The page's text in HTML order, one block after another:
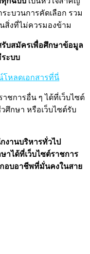
ะบวนการคัดเลือก รวม
สิ่งที่ไม่ควรมองข้าม
รับสมัครเพื่อศึกษาข้อมูล
ระบบ
โหลดเอกสารที่นี่
ชการอื่น ๆ ได้ที่เว็บไซต์
กษา หรือเว็บไซต์รับ
งานบริหารทั่วไป
าได้ที่เว็บไซต์ราชการ
อบอาชีพที่มั่นคงในสาย